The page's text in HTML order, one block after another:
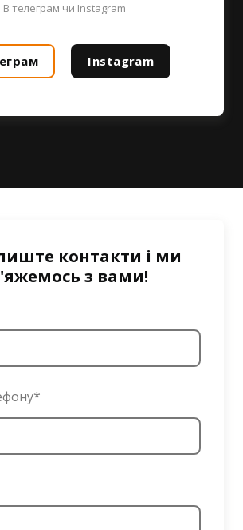
В телеграм чи Instagram
Instagram
контакти і ми
з вами!
*